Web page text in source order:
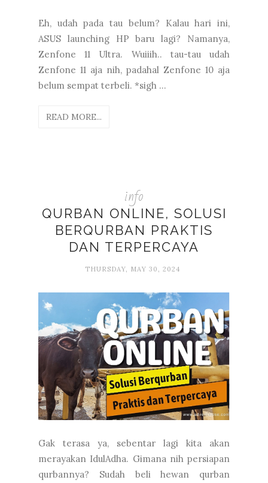
Eh, udah pada tau belum? Kalau hari ini,
ASUS launching HP baru lagi? Namanya,
Zenfone 11 Ultra. Wuiiih.. tau-tau udah
Zenfone 11 aja nih, padahal Zenfone 10 aja
belum sempat terbeli. *sigh ...
READ MORE...
info
QURBAN ONLINE, SOLUSI
BERQURBAN PRAKTIS
DAN TERPERCAYA
THURSDAY, MAY 30, 2024
Gak terasa ya, sebentar lagi kita akan
merayakan IdulAdha. Gimana nih persiapan
qurbannya? Sudah beli hewan qurban